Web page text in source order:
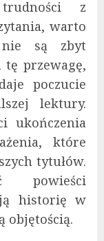
z
warto
są zbyt
tę przewagę,
poczucie
lektury.
ukończenia
które
tytułów.
powieści
historię w
objętością.